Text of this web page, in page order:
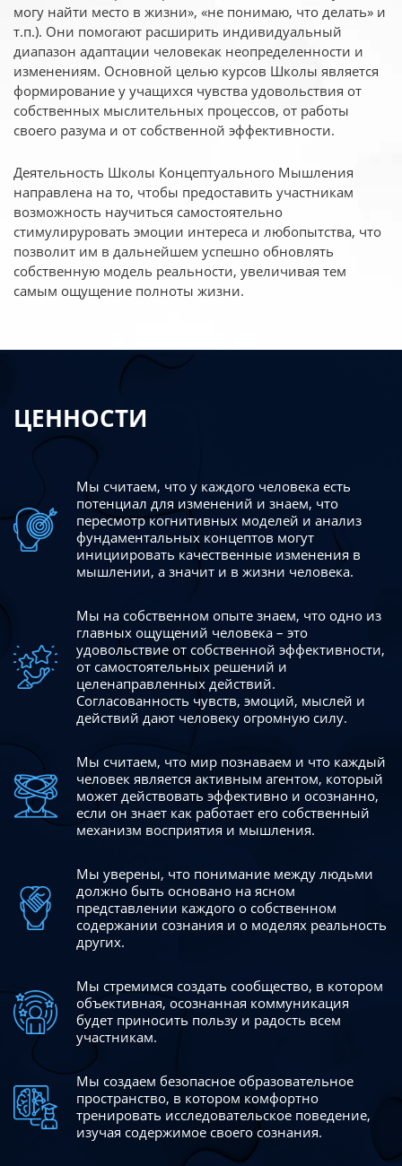
могу найти место в жизни», «не понимаю, что делать» и
т.п.). Они помогают расширить индивидуальный
диапазон адаптации человекак неопределенности и
изменениям. Основной целью курсов Школы является
формирование у учащихся чувства удовольствия от
собственных мыслительных процессов, от работы
своего разума и от собственной эффективности.
Деятельность Школы Концептуального Мышления
направлена на то, чтобы предоставить участникам
возможность научиться самостоятельно
стимулируровать эмоции интереса и любопытства, что
позволит им в дальнейшем успешно обновлять
собственную модель реальности, увеличивая тем
самым ощущение полноты жизни.
ЦЕННОСТИ
Мы считаем, что у каждого человека есть
потенциал для изменений и знаем, что
пересмотр когнитивных моделей и анализ
фундаментальных концептов могут
инициировать качественные изменения в
мышлении, а значит и в жизни человека.
Мы на собственном опыте знаем, что одно из
главных ощущений человека – это
удовольствие от собственной эффективности,
от самостоятельных решений и
целенаправленных действий.
Согласованность чувств, эмоций, мыслей и
действий дают человеку огромную силу.
Мы считаем, что мир познаваем и что каждый
человек является активным агентом, который
может действовать эффективно и осознанно,
если он знает как работает его собственный
механизм восприятия и мышления.
Мы уверены, что понимание между людьми
должно быть основано на ясном
представлении каждого о собственном
содержании сознания и о моделях реальность
других.
Мы стремимся создать сообщество, в котором
объективная, осознанная коммуникация
будет приносить пользу и радость всем
участникам.
Мы создаем безопасное образовательное
пространство, в котором комфортно
тренировать исследовательское поведение,
изучая содержимое своего сознания.